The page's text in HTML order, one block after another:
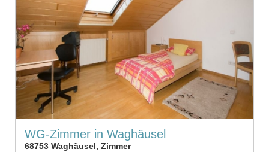
WG-Zimmer in Waghäusel
68753 Waghäusel, Zimmer